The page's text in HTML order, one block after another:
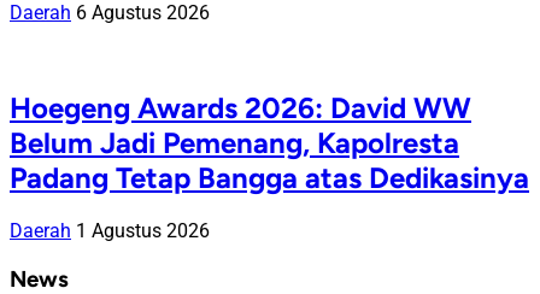
Daerah 6 Agustus 2026
Hoegeng Awards 2026: David WW
Belum Jadi Pemenang, Kapolresta
Padang Tetap Bangga atas Dedikasinya
Daerah 1 Agustus 2026
News